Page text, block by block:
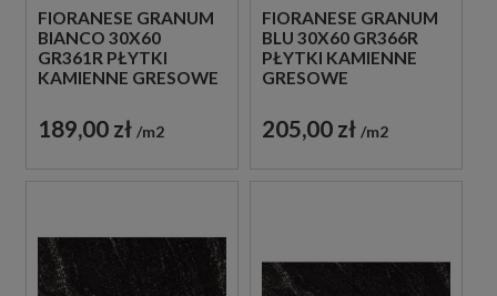
FIORANESE GRANUM
BIANCO 30X60
GR361R PŁYTKI
KAMIENNE GRESOWE
189,00 zł m2
FIORANESE GRANUM
BLU 30X60 GR366R
PŁYTKI KAMIENNE
GRESOWE
205,00 zł m2